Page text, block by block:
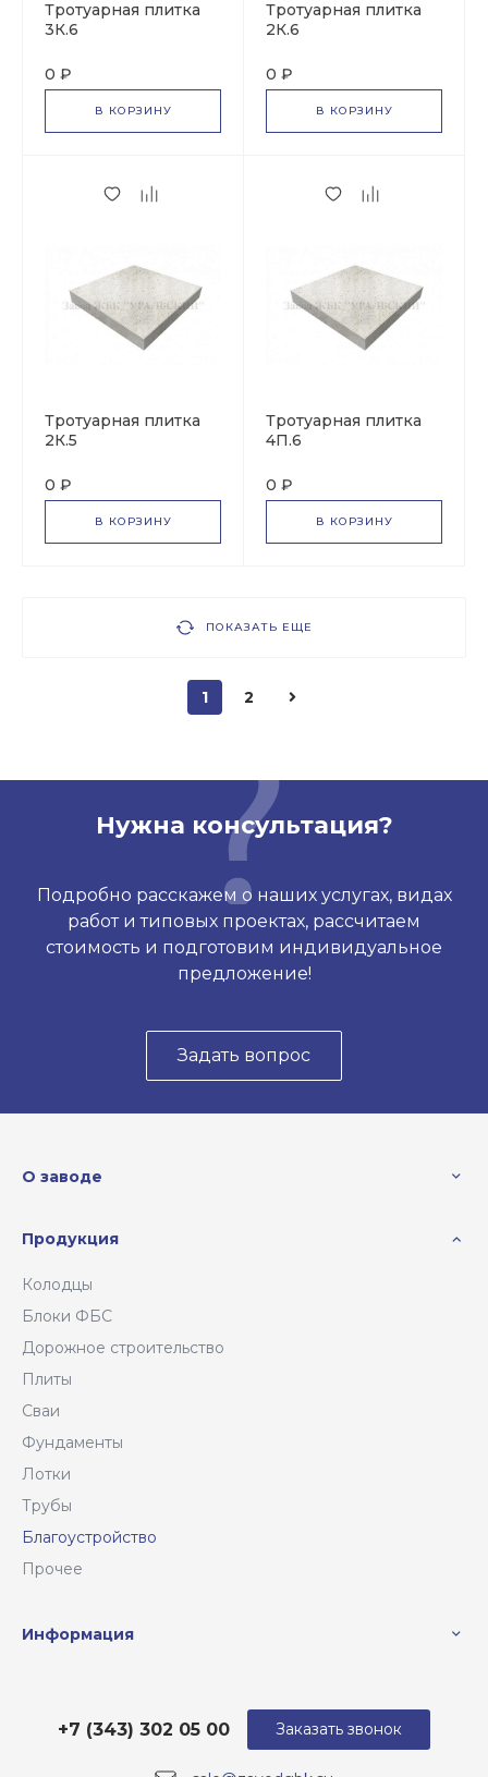
Тротуарная плитка
3К.6
0 ₽
В КОРЗИНУ
Тротуарная плитка
2К.6
0 ₽
В КОРЗИНУ
Тротуарная плитка
2К.5
0 ₽
В КОРЗИНУ
Тротуарная плитка
4П.6
0 ₽
В КОРЗИНУ
ПОКАЗАТЬ ЕЩЕ
1 2
Нужна консультация?
Подробно расскажем о наших услугах, видах
работ и типовых проектах, рассчитаем
стоимость и подготовим индивидуальное
предложение!
Задать вопрос
О заводе
Продукция
Колодцы
Блоки ФБС
Дорожное строительство
Плиты
Сваи
Фундаменты
Лотки
Трубы
Благоустройство
Прочее
Информация
+7 (343) 302 05 00 Заказать звонок